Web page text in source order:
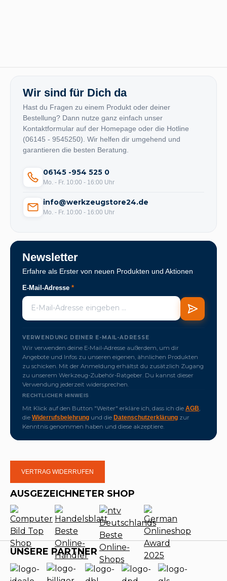
Wir sind für Dich da
Hast du Fragen zu einem Produkt oder deiner
Bestellung? Dann nutze ganz einfach unser
Kontaktformular auf der Homepage oder die Hotline
(06145 - 9545250). Wir helfen dir umgehend und
garantieren die besten Beratung.
06145 -954 525 0
Mo. - Fr. 10:00 - 16:00 Uhr
info@werkzeugstore24.de
Mo. - Fr. 10:00 - 16:00 Uhr
Newsletter
Erfahre als Erster von neuen Produkten und Aktionen
E-Mail-Adresse *
VERWENDUNG DEINER E-MAIL-ADRESSE
Wir verwenden deine E-Mail-Adresse außerdem, um dir
Angebote und Infos zu unseren eigenen, ähnlichen Produkten
zu schicken. Mit der Anmeldung erhältst du zusätzlich Zugang
zu unserem Werkzeug-Zubehör-Ratgeber. Du kannst dieser
Verwendung jederzeit widersprechen.
RECHTLICHER HINWEIS
Mit Klick auf den Button "Weiter" erkläre ich, dass ich die AGB
die Widerrufsbelehrung und die Datenschutzerklärung zur
Kenntnis genommen haben und diese akzeptiere.
VERTRAG WIDERRUFEN
AUSGEZEICHNETER SHOP
UNSERE PARTNER